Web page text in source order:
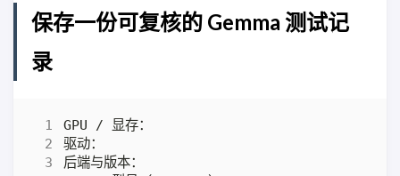
保存一份可复核的 Gemma 测试记
录